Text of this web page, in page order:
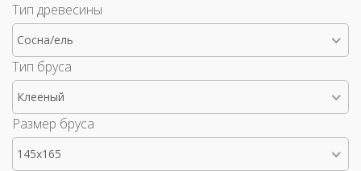
Тип древесины
Сосна/ель
Тип бруса
Клееный
Размер бруса
145x165